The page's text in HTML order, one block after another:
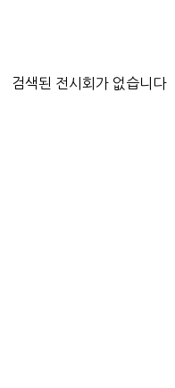
검색된 전시회가 없습니다